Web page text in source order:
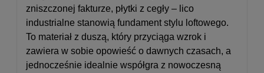
zniszczonej fakturze, płytki z cegły – lico
industrialne stanowią fundament stylu loftowego.
To materiał z duszą, który przyciąga wzrok i
zawiera w sobie opowieść o dawnych czasach, a
jednocześnie idealnie współgra z nowoczesną